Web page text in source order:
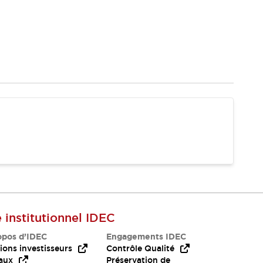
institutionnel IDEC
d’IDEC
investisseurs
Engagements IDEC
Contrôle Qualité
Préservation de